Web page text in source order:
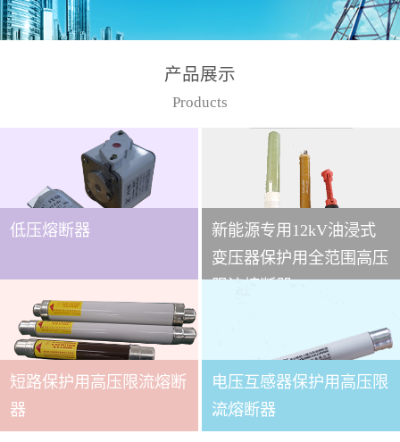
产品展示
Products
低压熔断器
新能源专用12kV油浸式
变压器保护用全范围高压
...
XRNT3A-12变压器保护用
全范围高压限流熔断器(以
下简称熔断器)。本产品适
用于交流50～60Hz,额定电
短路保护用高压限流熔断
器
电压互感器保护用高压限
流熔断器
...